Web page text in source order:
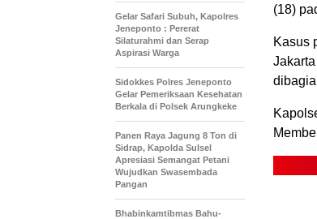
(18)
Kasus
Gelar Safari Subuh, Kapolres
Jeneponto : Pererat
Silaturahmi dan Serap
Aspirasi Warga
Sidokkes Polres Jeneponto
Gelar Pemeriksaan Kesehatan
Berkala di Polsek Arungkeke
Panen Raya Jagung 8 Ton di
Sidrap, Kapolda Sulsel
Apresiasi Semangat Petani
Wujudkan Swasembada
Pangan
Bhabinkamtibmas Bahu-